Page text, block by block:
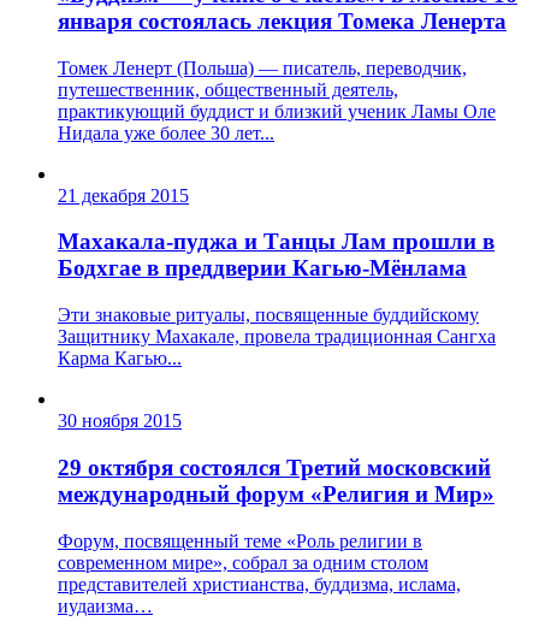
января состоялась лекция Томека Ленерта
Томек Ленерт (Польша) — писатель, переводчик,
путешественник, общественный деятель,
практикующий буддист и близкий ученик Ламы Оле
Нидала уже более 30 лет...
21 декабря 2015
Махакала-пуджа и Танцы Лам прошли в
Бодхгае в преддверии Кагью-Мёнлама
Эти знаковые ритуалы, посвященные буддийскому
Защитнику Махакале, провела традиционная Сангха
Карма Кагью...
30 ноября 2015
29 октября состоялся Третий московский
международный форум «Религия и Мир»
Форум, посвященный теме «Роль религии в
современном мире», собрал за одним столом
представителей христианства, буддизма, ислама,
иудаизма…